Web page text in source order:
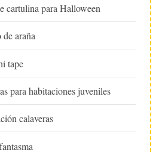
cartulina para Halloween
araña
tape
para habitaciones juveniles
calaveras